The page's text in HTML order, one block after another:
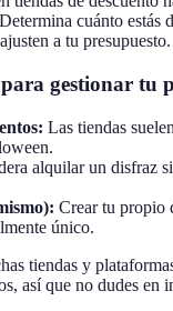
cuánto estás
a tu presupuesto.
gestionar tu
Las tiendas
alquilar un disfraz
Crear tu propio
único.
tiendas y
así que no dudes en